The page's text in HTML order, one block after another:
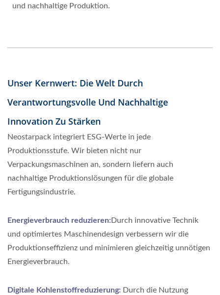
und nachhaltige Produktion.
Unser Kernwert: Die Welt Durch
Verantwortungsvolle Und Nachhaltige
Innovation Zu Stärken
Neostarpack integriert ESG-Werte in jede
Produktionsstufe. Wir bieten nicht nur
Verpackungsmaschinen an, sondern liefern auch
nachhaltige Produktionslösungen für die globale
Fertigungsindustrie.
Energieverbrauch reduzieren: Durch innovative Technik
und optimiertes Maschinendesign verbessern wir die
Produktionseffizienz und minimieren gleichzeitig unnötigen
Energieverbrauch.
Digitale Kohlenstoffreduzierung: Durch die Nutzung